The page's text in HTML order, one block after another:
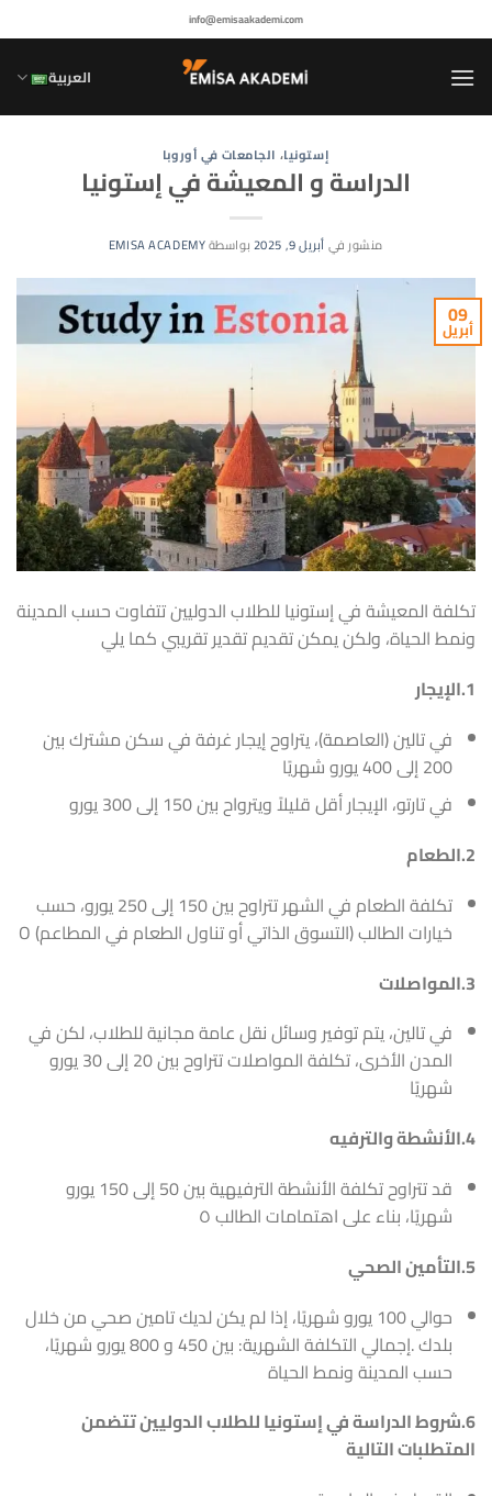
للمحتوى
info@emisaakademi.com
العربية
إستونيا، الجامعات في أوروبا
الدراسة و المعيشة في إستونيا
منشور فيأبريل 9, 2025 بواسطةEMISA ACADEMY
09
أبريل
تكلفة المعيشة في إستونيا للطلاب الدوليين تتفاوت حسب المدينة
ونمط الحياة، ولكن يمكن تقديم تقدير تقريبي كما يلي
1.الإيجار
في تالين (العاصمة)، يتراوح إيجار غرفة في سكن مشترك بين
200 إلى 400 يورو شهريًا
في تارتو، الإيجار أقل قليلاً ويترواح بين 150 إلى 300 يورو
2.الطعام
تكلفة الطعام في الشهر تتراوح بين 150 إلى 250 يورو، حسب
خيارات الطالب (التسوق الذاتي أو تناول الطعام في المطاعم) O
3.المواصلات
في تالين، يتم توفير وسائل نقل عامة مجانية للطلاب، لكن في
المدن الأخرى، تكلفة المواصلات تتراوح بين 20 إلى 30 يورو
شهريًا
4.الأنشطة والترفيه
قد تتراوح تكلفة الأنشطة الترفيهية بين 50 إلى 150 يورو
شهريًا، بناء على اهتمامات الطالب ٥
5.التأمين الصحي
حوالي 100 يورو شهريًا، إذا لم يكن لديك تامين صحي من خلال
بلدك .إجمالي التكلفة الشهرية: بين 450 و 800 يورو شهريًا،
حسب المدينة ونمط الحياة
6.شروط الدراسة في إستونيا للطلاب الدوليين تتضمن
المتطلبات التالية